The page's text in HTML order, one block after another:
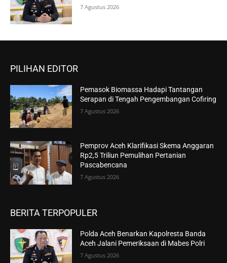
7 Agustus 2026
PILIHAN EDITOR
Pemasok Biomassa Hadapi Tantangan
Serapan di Tengah Pengembangan Cofiring
7 Agustus 2026
Pemprov Aceh Klarifikasi Skema Anggaran
Rp2,5 Triliun Pemulihan Pertanian
Pascabencana
7 Agustus 2026
BERITA TERPOPULER
Polda Aceh Benarkan Kapolresta Banda
Aceh Jalani Pemeriksaan di Mabes Polri
7 Agustus 2026